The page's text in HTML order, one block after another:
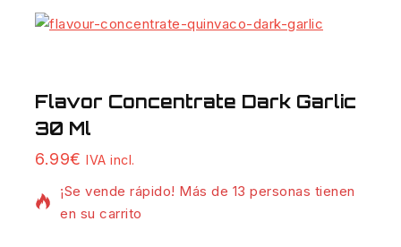
Flavor Concentrate Dark Garlic
30 Ml
6.99€ IVA incl.
19 productos vendidos en las últimas 19 horas
¡Se vende rápido! Más de 13 personas tienen
en su carrito